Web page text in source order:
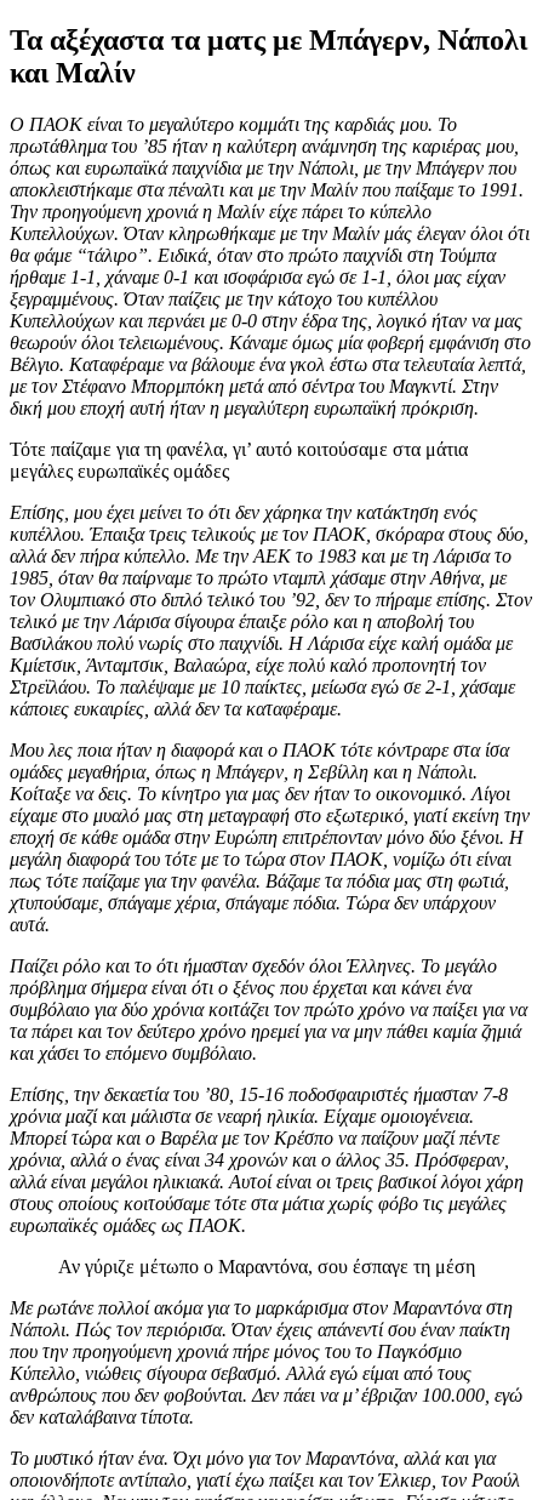
Τα αξέχαστα τα ματς με Μπάγερν, Νάπολι
και Μαλίν
Ο ΠΑΟΚ είναι το μεγαλύτερο κομμάτι της καρδιάς μου. Το
πρωτάθλημα του ’85 ήταν η καλύτερη ανάμνηση της καριέρας μου,
όπως και ευρωπαϊκά παιχνίδια με την Νάπολι, με την Μπάγερν που
αποκλειστήκαμε στα πέναλτι και με την Μαλίν που παίξαμε το 1991.
Την προηγούμενη χρονιά η Μαλίν είχε πάρει το κύπελλο
Κυπελλούχων. Όταν κληρωθήκαμε με την Μαλίν μάς έλεγαν όλοι ότι
θα φάμε “τάλιρο”. Ειδικά, όταν στο πρώτο παιχνίδι στη Τούμπα
ήρθαμε 1-1, χάναμε 0-1 και ισοφάρισα εγώ σε 1-1, όλοι μας είχαν
ξεγραμμένους. Όταν παίζεις με την κάτοχο του κυπέλλου
Κυπελλούχων και περνάει με 0-0 στην έδρα της, λογικό ήταν να μας
θεωρούν όλοι τελειωμένους. Κάναμε όμως μία φοβερή εμφάνιση στο
Βέλγιο. Καταφέραμε να βάλουμε ένα γκολ έστω στα τελευταία λεπτά,
με τον Στέφανο Μπορμπόκη μετά από σέντρα του Μαγκντί. Στην
δική μου εποχή αυτή ήταν η μεγαλύτερη ευρωπαϊκή πρόκριση.
Τότε παίζαμε για τη φανέλα, γι’ αυτό κοιτούσαμε στα μάτια
μεγάλες ευρωπαϊκές ομάδες
Επίσης, μου έχει μείνει το ότι δεν χάρηκα την κατάκτηση ενός
κυπέλλου. Έπαιξα τρεις τελικούς με τον ΠΑΟΚ, σκόραρα στους δύο,
αλλά δεν πήρα κύπελλο. Με την ΑΕΚ το 1983 και με τη Λάρισα το
1985, όταν θα παίρναμε το πρώτο νταμπλ χάσαμε στην Αθήνα, με
τον Ολυμπιακό στο διπλό τελικό του ’92, δεν το πήραμε επίσης. Στον
τελικό με την Λάρισα σίγουρα έπαιξε ρόλο και η αποβολή του
Βασιλάκου πολύ νωρίς στο παιχνίδι. Η Λάρισα είχε καλή ομάδα με
Κμίετσικ, Άνταμτσικ, Βαλαώρα, είχε πολύ καλό προπονητή τον
Στρεϊλάου. Το παλέψαμε με 10 παίκτες, μείωσα εγώ σε 2-1, χάσαμε
κάποιες ευκαιρίες, αλλά δεν τα καταφέραμε.
Μου λες ποια ήταν η διαφορά και ο ΠΑΟΚ τότε κόντραρε στα ίσα
ομάδες μεγαθήρια, όπως η Μπάγερν, η Σεβίλλη και η Νάπολι.
Κοίταξε να δεις. Το κίνητρο για μας δεν ήταν το οικονομικό. Λίγοι
είχαμε στο μυαλό μας στη μεταγραφή στο εξωτερικό, γιατί εκείνη την
εποχή σε κάθε ομάδα στην Ευρώπη επιτρέπονταν μόνο δύο ξένοι. Η
μεγάλη διαφορά του τότε με το τώρα στον ΠΑΟΚ, νομίζω ότι είναι
πως τότε παίζαμε για την φανέλα. Βάζαμε τα πόδια μας στη φωτιά,
χτυπούσαμε, σπάγαμε χέρια, σπάγαμε πόδια. Τώρα δεν υπάρχουν
αυτά.
Παίζει ρόλο και το ότι ήμασταν σχεδόν όλοι Έλληνες. Το μεγάλο
πρόβλημα σήμερα είναι ότι ο ξένος που έρχεται και κάνει ένα
συμβόλαιο για δύο χρόνια κοιτάζει τον πρώτο χρόνο να παίξει για να
τα πάρει και τον δεύτερο χρόνο ηρεμεί για να μην πάθει καμία ζημιά
και χάσει το επόμενο συμβόλαιο.
Επίσης, την δεκαετία του ’80, 15-16 ποδοσφαιριστές ήμασταν 7-8
χρόνια μαζί και μάλιστα σε νεαρή ηλικία. Είχαμε ομοιογένεια.
Μπορεί τώρα και ο Βαρέλα με τον Κρέσπο να παίζουν μαζί πέντε
χρόνια, αλλά ο ένας είναι 34 χρονών και ο άλλος 35. Πρόσφεραν,
αλλά είναι μεγάλοι ηλικιακά. Αυτοί είναι οι τρεις βασικοί λόγοι χάρη
στους οποίους κοιτούσαμε τότε στα μάτια χωρίς φόβο τις μεγάλες
ευρωπαϊκές ομάδες ως ΠΑΟΚ.
Αν γύριζε μέτωπο ο Μαραντόνα, σου έσπαγε τη μέση
Με ρωτάνε πολλοί ακόμα για το μαρκάρισμα στον Μαραντόνα στη
Νάπολι. Πώς τον περιόρισα. Όταν έχεις απάνεντί σου έναν παίκτη
που την προηγούμενη χρονιά πήρε μόνος του το Παγκόσμιο
Κύπελλο, νιώθεις σίγουρα σεβασμό. Αλλά εγώ είμαι από τους
ανθρώπους που δεν φοβούνται. Δεν πάει να μ’ έβριζαν 100.000, εγώ
δεν καταλάβαινα τίποτα.
Το μυστικό ήταν ένα. Όχι μόνο για τον Μαραντόνα, αλλά και για
οποιονδήποτε αντίπαλο, γιατί έχω παίξει και τον Έλκιερ, τον Ραούλ